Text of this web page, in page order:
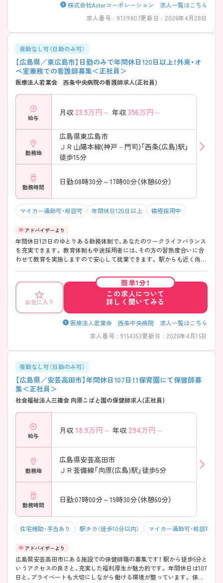
株式会社Asterコーポレーション 求人一覧はこちら
求人番号 : 9139807更新日 : 2026年4月28日
夜勤なし可（日勤のみ可）
【広島県／東広島市】日勤のみで年間休日120日以上！外来・オ
ペ室兼務での看護師募集＜正社員＞
医療法人若葉会 西条中央病院の看護師求人(正社員)
給与
月収 23.5万円～ 年収 356万円～
勤務地
広島県東広島市
ＪＲ山陽本線(神戸－門司)「西条(広島)駅」
徒歩15分
勤務時間
日勤:08時30分～17時00分（休憩60分）
マイカー通勤可・相談可 年間休日120日以上 積極採用中
年間休日121日のゆとりある勤務体制で、あなたのワークライフバランス
を充実できます。 教育体制も中途採用者には、その方の習熟度合いに合
わせて教育を実施しますので安心して就業できます。 駅からも近く尚且
らに詳細をお話しますので、お気軽にご相談ください。
お気に入り
簡単1分！
この求人について
詳しく聞いてみる
医療法人若葉会 西条中央病院 求人一覧はこちら
求人番号 : 9154353更新日 : 2026年4月15日
夜勤なし可（日勤のみ可）
【広島県／安芸高田市】年間休日107日！！保育園にて保健師募
集＜正社員＞
社会福祉法人三篠会 向原こばと園の保健師求人(正社員)
給与
月収 18.9万円～ 年収 294万円～
勤務地
広島県安芸高田市
ＪＲ芸備線「向原(広島)駅」徒歩5分
勤務時間
日勤:07時00分～19時30分（休憩60分）
住宅補助・手当あり 駅チカ（徒歩10分以内） マイカー通勤可・相談可
広島県安芸高田市にある施設での保健師職の募集です！ 駅から徒歩5分と
いうアクセスの良さと、充実した福利厚生が魅力的です。 年間休日は107
日と、プライベートも大切にしながら働ける環境が整っています。 保健